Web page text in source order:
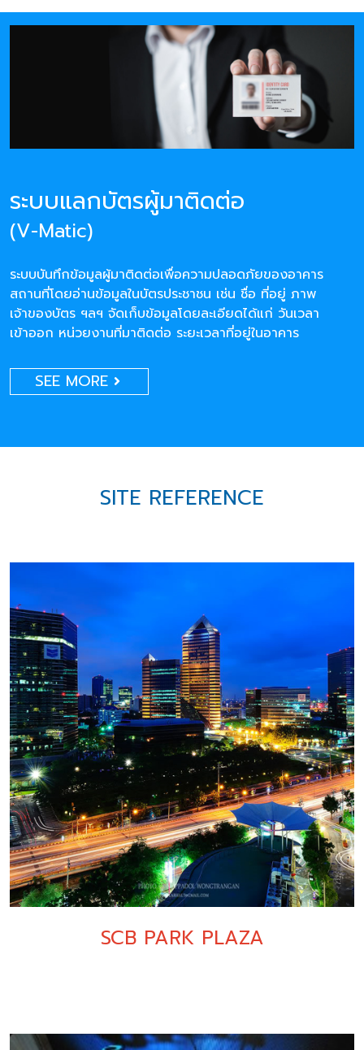
ระบบแลกบัตรผู้มาติดต่อ
(V-Matic)
ระบบบันทึกข้อมูลผู้มาติดต่อเพื่อความปลอดภัยของอาคาร
สถานที่โดยอ่านข้อมูลในบัตรประชาชน เช่น ชื่อ ที่อยู่ ภาพ
เจ้าของบัตร ฯลฯ จัดเก็บข้อมูลโดยละเอียดได้แก่ วันเวลา
เข้าออก หน่วยงานที่มาติดต่อ ระยะเวลาที่อยู่ในอาคาร
SEE MORE
SITE REFERENCE
SCB PARK PLAZA